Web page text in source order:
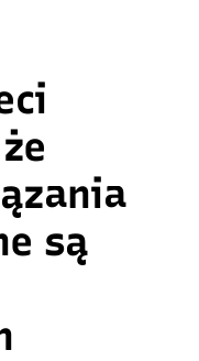
są